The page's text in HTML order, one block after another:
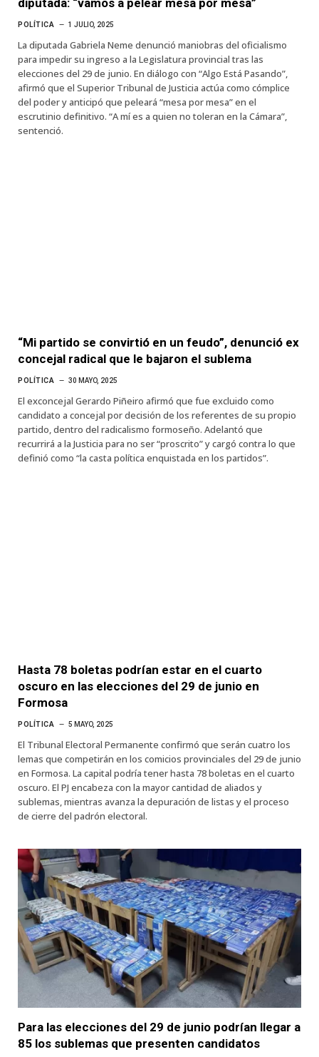
POLÍTICA 1 JULIO, 2025
La diputada Gabriela Neme denunció maniobras del oficialismo
para impedir su ingreso a la Legislatura provincial tras las
elecciones del 29 de junio. En diálogo con “Algo Está Pasando”,
afirmó que el Superior Tribunal de Justicia actúa como cómplice
del poder y anticipó que peleará “mesa por mesa” en el
escrutinio definitivo. “A mí es a quien no toleran en la Cámara”,
sentenció.
“Mi partido se convirtió en un feudo”, denunció ex
concejal radical que le bajaron el sublema
POLÍTICA 30 MAYO, 2025
El exconcejal Gerardo Piñeiro afirmó que fue excluido como
candidato a concejal por decisión de los referentes de su propio
partido, dentro del radicalismo formoseño. Adelantó que
recurrirá a la Justicia para no ser “proscrito” y cargó contra lo que
definió como “la casta política enquistada en los partidos”.
Hasta 78 boletas podrían estar en el cuarto
oscuro en las elecciones del 29 de junio en
Formosa
POLÍTICA 5 MAYO, 2025
El Tribunal Electoral Permanente confirmó que serán cuatro los
lemas que competirán en los comicios provinciales del 29 de junio
en Formosa. La capital podría tener hasta 78 boletas en el cuarto
oscuro. El PJ encabeza con la mayor cantidad de aliados y
sublemas, mientras avanza la depuración de listas y el proceso
de cierre del padrón electoral.
Para las elecciones del 29 de junio podrían llegar a
85 los sublemas que presenten candidatos